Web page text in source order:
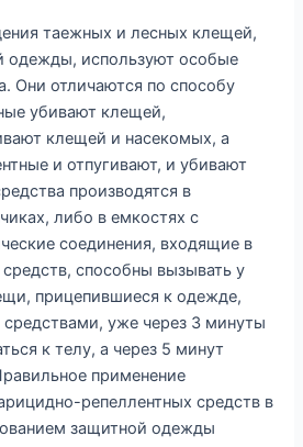
таежных и лесных клещей,
одежды, используют особые
Они отличаются по способу
убивают клещей,
клещей и насекомых, а
и отпугивают, и убивают
производятся в
либо в емкостях с
соединения, входящие в
способны вызывать у
прицепившиеся к одежде,
уже через 3 минуты
к телу, а через 5 минут
применение
репеллентных средств в
защитной одежды